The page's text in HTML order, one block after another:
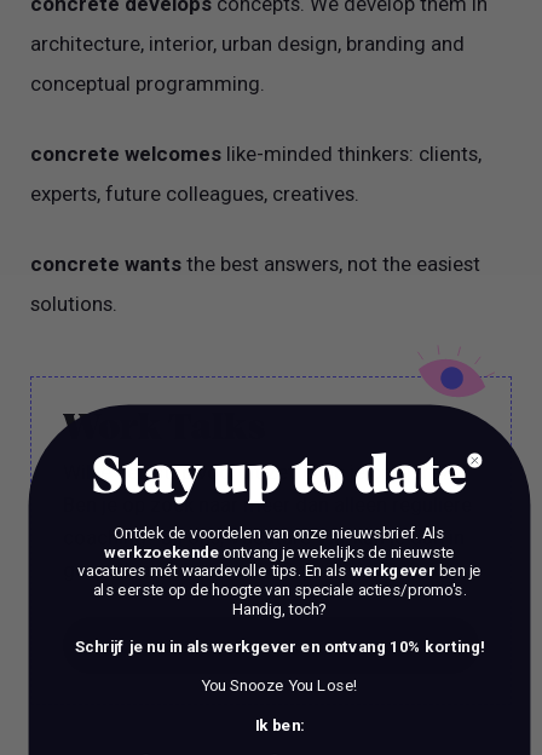
architecture, interior, urban design, branding and
conceptual programming.
concrete welcomes like-minded thinkers: clients,
experts, future colleagues, creatives.
concrete wants the best answers, not the easiest
solutions.
Work Talks
Wil je een stap vooruit zetten in je carrière?
Ben je op zoek naar meer dan alleen reguliere
coaching? Bij ons, Vacature Via, kun je dan in
gesprek met 1 van onze experts.
BOEK EEN 70 MIN CONSULT
Stay up to date
Ontdek de voordelen van onze nieuwsbrief. Als
werkzoekendeontvang je wekelijks de nieuwste
vacatures mét waardevolle tips. En als werkgever ben je
als eerste op de hoogte van speciale acties/promo's.
Handig, toch?
Schrijf je nu in als werkgever en ontvang 10% korting!
You Snooze You Lose!
Ik ben: